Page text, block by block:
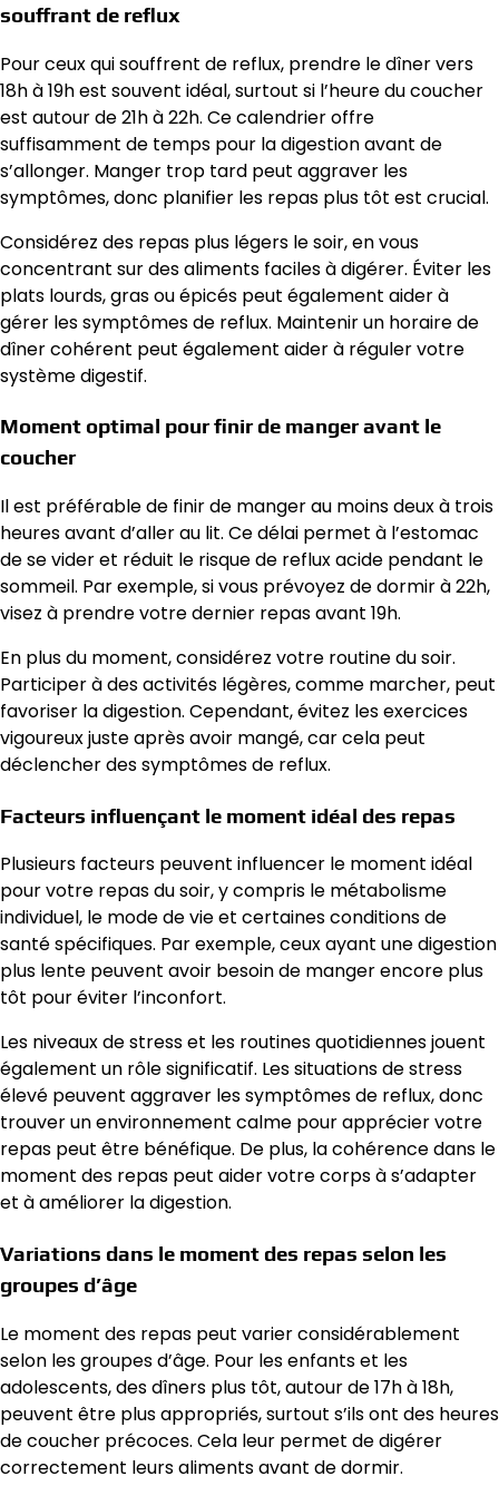
souffrant de reflux
Pour ceux qui souffrent de reflux, prendre le dîner vers
18h à 19h est souvent idéal, surtout si l’heure du coucher
est autour de 21h à 22h. Ce calendrier offre
suffisamment de temps pour la digestion avant de
s’allonger. Manger trop tard peut aggraver les
symptômes, donc planifier les repas plus tôt est crucial.
Considérez des repas plus légers le soir, en vous
concentrant sur des aliments faciles à digérer. Éviter les
plats lourds, gras ou épicés peut également aider à
gérer les symptômes de reflux. Maintenir un horaire de
dîner cohérent peut également aider à réguler votre
système digestif.
Moment optimal pour finir de manger avant le
coucher
Il est préférable de finir de manger au moins deux à trois
heures avant d’aller au lit. Ce délai permet à l’estomac
de se vider et réduit le risque de reflux acide pendant le
sommeil. Par exemple, si vous prévoyez de dormir à 22h,
visez à prendre votre dernier repas avant 19h.
En plus du moment, considérez votre routine du soir.
Participer à des activités légères, comme marcher, peut
favoriser la digestion. Cependant, évitez les exercices
vigoureux juste après avoir mangé, car cela peut
déclencher des symptômes de reflux.
Facteurs influençant le moment idéal des repas
Plusieurs facteurs peuvent influencer le moment idéal
pour votre repas du soir, y compris le métabolisme
individuel, le mode de vie et certaines conditions de
santé spécifiques. Par exemple, ceux ayant une digestion
plus lente peuvent avoir besoin de manger encore plus
tôt pour éviter l’inconfort.
Les niveaux de stress et les routines quotidiennes jouent
également un rôle significatif. Les situations de stress
élevé peuvent aggraver les symptômes de reflux, donc
trouver un environnement calme pour apprécier votre
repas peut être bénéfique. De plus, la cohérence dans le
moment des repas peut aider votre corps à s’adapter
et à améliorer la digestion.
Variations dans le moment des repas selon les
groupes d’âge
Le moment des repas peut varier considérablement
selon les groupes d’âge. Pour les enfants et les
adolescents, des dîners plus tôt, autour de 17h à 18h,
peuvent être plus appropriés, surtout s’ils ont des heures
de coucher précoces. Cela leur permet de digérer
correctement leurs aliments avant de dormir.